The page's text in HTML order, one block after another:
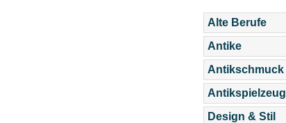
Alte Berufe
Antike
Antikschmuck
Antikspielzeug
Design & Stil